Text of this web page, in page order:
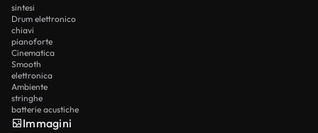
sintesi
Drum elettronico
chiavi
pianoforte
Cinematica
Smooth
elettronica
Ambiente
stringhe
batterie acustiche
Immagini